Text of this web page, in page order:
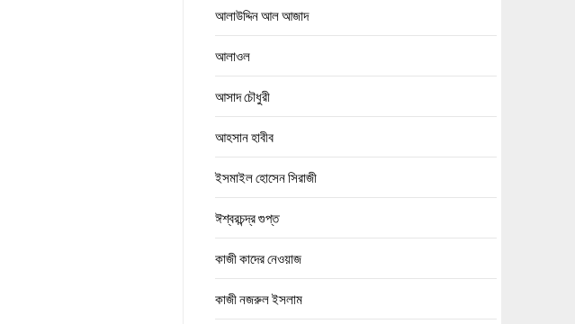
আলাউদ্দিন আল আজাদ
আলাওল
আসাদ চৌধুরী
আহসান হাবীব
ইসমাইল হোসেন সিরাজী
ঈশ্বরচন্দ্র গুপ্ত
কাজী কাদের নেওয়াজ
কাজী নজরুল ইসলাম